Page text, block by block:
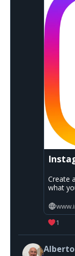
Create
what
1